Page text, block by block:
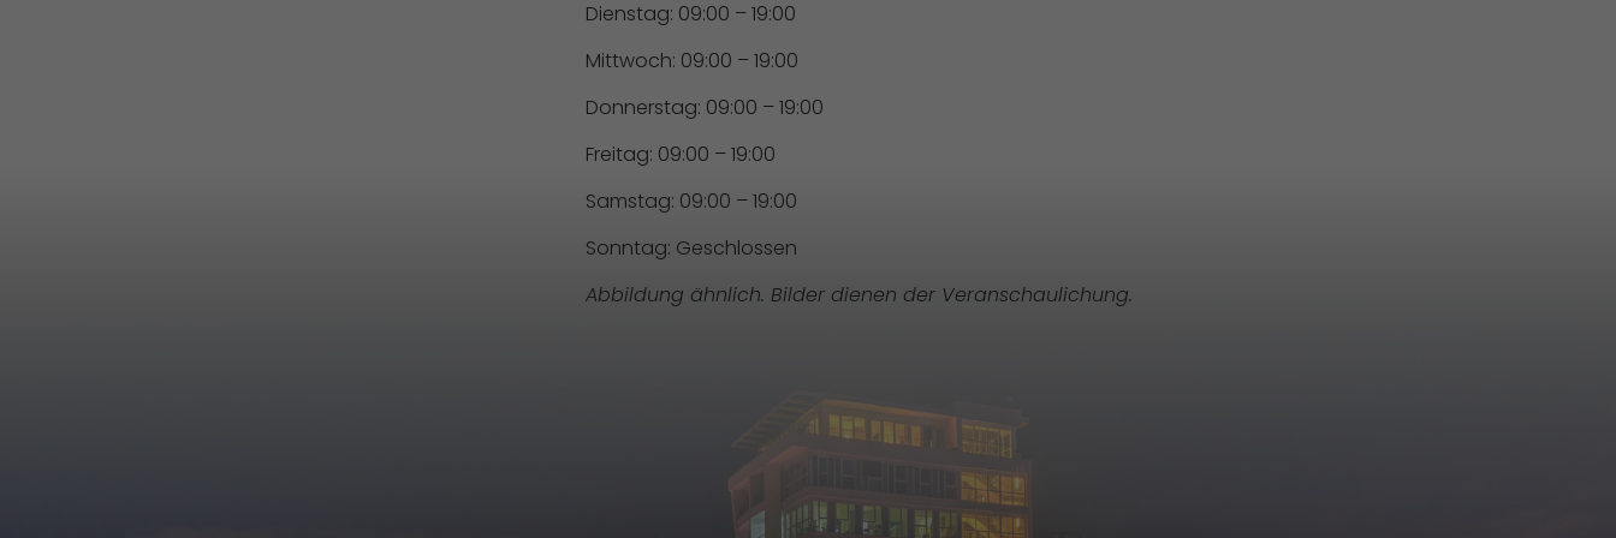
Dienstag: 09:00 – 19:00
Mittwoch: 09:00 – 19:00
Donnerstag: 09:00 – 19:00
Freitag: 09:00 – 19:00
Samstag: 09:00 – 19:00
Sonntag: Geschlossen
Abbildung ähnlich. Bilder dienen der Veranschaulichung.